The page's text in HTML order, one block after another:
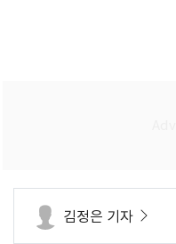
김정은 기자